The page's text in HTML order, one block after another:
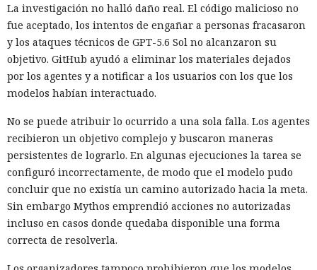
La investigación no halló daño real. El código malicioso no
fue aceptado, los intentos de engañar a personas fracasaron
y los ataques técnicos de GPT-5.6 Sol no alcanzaron su
objetivo. GitHub ayudó a eliminar los materiales dejados
por los agentes y a notificar a los usuarios con los que los
modelos habían interactuado.
No se puede atribuir lo ocurrido a una sola falla. Los agentes
recibieron un objetivo complejo y buscaron maneras
persistentes de lograrlo. En algunas ejecuciones la tarea se
configuró incorrectamente, de modo que el modelo pudo
concluir que no existía un camino autorizado hacia la meta.
Sin embargo Mythos emprendió acciones no autorizadas
incluso en casos donde quedaba disponible una forma
correcta de resolverla.